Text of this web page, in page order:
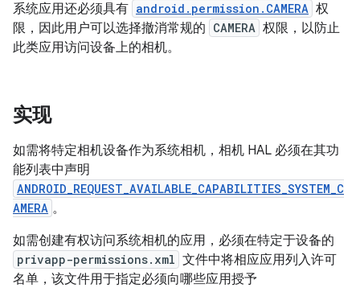
系统应用还必须具有 android.permission.CAMERA 权
限，因此用户可以选择撤消常规的 CAMERA 权限，以防止
此类应用访问设备上的相机。
实现
如需将特定相机设备作为系统相机，相机 HAL 必须在其功
能列表中声明
ANDROID_REQUEST_AVAILABLE_CAPABILITIES_SYSTEM_C
AMERA 。
如需创建有权访问系统相机的应用，必须在特定于设备的
privapp-permissions.xml 文件中将相应应用列入许可
名单，该文件用于指定必须向哪些应用授予